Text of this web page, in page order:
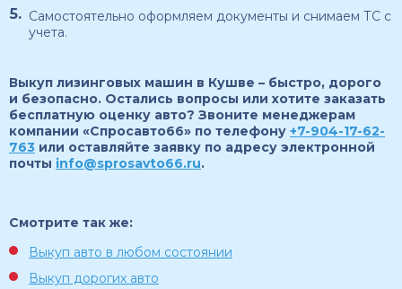
Самостоятельно оформляем документы и снимаем ТС с
учета.
Выкуп лизинговых машин в Кушве – быстро, дорого
и безопасно. Остались вопросы или хотите заказать
бесплатную оценку авто? Звоните менеджерам
компании «Спросавто66» по телефону +7-904-17-62-
763 или оставляйте заявку по адресу электронной
почты info@sprosavto66.ru.
Смотрите так же:
Выкуп авто в любом состоянии
Выкуп дорогих авто